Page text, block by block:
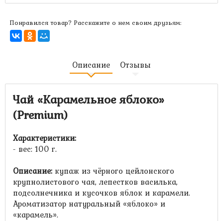
Понравился товар? Расскажите о нем своим друзьям:
Описание Отзывы
Чай «Карамельное яблоко»
(Premium)
Характеристики:
- вес: 100 г.
Описание: купаж из чёрного цейлонского
крупнолистового чая, лепестков василька,
подсолнечника и кусочков яблок и карамели.
Ароматизатор натуральный «яблоко» и
«карамель».